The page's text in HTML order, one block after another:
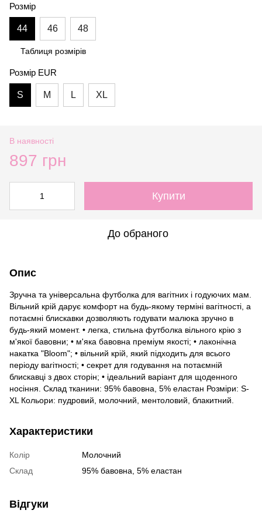
Розмір
44 46 48
Таблиця розмірів
Розмір EUR
S M L XL
В наявності
897 грн
Купити
До обраного
Опис
Зручна та універсальна футболка для вагітних і годуючих мам.
Вільний крій дарує комфорт на будь-якому терміні вагітності, а
потаємні блискавки дозволяють годувати малюка зручно в
будь-який момент. • легка, стильна футболка вільного крію з
м'якої бавовни; • м'яка бавовна преміум якості; • лаконічна
накатка "Bloom"; • вільний крій, який підходить для всього
періоду вагітності; • секрет для годування на потаємній
блискавці з двох сторін; • ідеальний варіант для щоденного
носіння. Склад тканини: 95% бавовна, 5% еластан Розміри: S-
XL Кольори: пудровий, молочний, ментоловий, блакитний.
Характеристики
Колір
Молочний
Склад
95% бавовна, 5% еластан
Відгуки